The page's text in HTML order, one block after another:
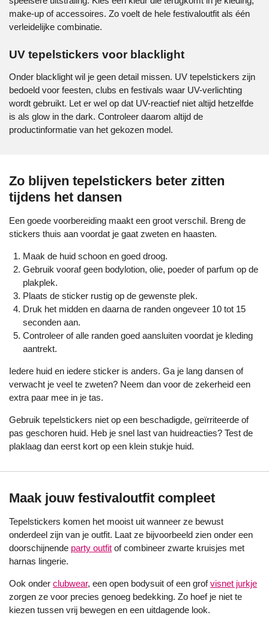
make-up of accessoires. Zo voelt de hele festivaloutfit als één
verleidelijke combinatie.
UV tepelstickers voor blacklight
Onder blacklight wil je geen detail missen. UV tepelstickers zijn
bedoeld voor feesten, clubs en festivals waar UV-verlichting
wordt gebruikt. Let er wel op dat UV-reactief niet altijd hetzelfde
is als glow in the dark. Controleer daarom altijd de
productinformatie van het gekozen model.
Zo blijven tepelstickers beter zitten
tijdens het dansen
Een goede voorbereiding maakt een groot verschil. Breng de
stickers thuis aan voordat je gaat zweten en haasten.
Maak de huid schoon en goed droog.
Gebruik vooraf geen bodylotion, olie, poeder of parfum op de
plakplek.
Plaats de sticker rustig op de gewenste plek.
Druk het midden en daarna de randen ongeveer 10 tot 15
seconden aan.
Controleer of alle randen goed aansluiten voordat je kleding
aantrekt.
Iedere huid en iedere sticker is anders. Ga je lang dansen of
verwacht je veel te zweten? Neem dan voor de zekerheid een
extra paar mee in je tas.
Gebruik tepelstickers niet op een beschadigde, geïrriteerde of
pas geschoren huid. Heb je snel last van huidreacties? Test de
plaklaag dan eerst kort op een klein stukje huid.
Maak jouw festivaloutfit compleet
Tepelstickers komen het mooist uit wanneer ze bewust
onderdeel zijn van je outfit. Laat ze bijvoorbeeld zien onder een
doorschijnende party outfit of combineer zwarte kruisjes met
harnas lingerie.
Ook onder clubwear, een open bodysuit of een grofvisnet jurkje
zorgen ze voor precies genoeg bedekking. Zo hoef je niet te
kiezen tussen vrij bewegen en een uitdagende look.